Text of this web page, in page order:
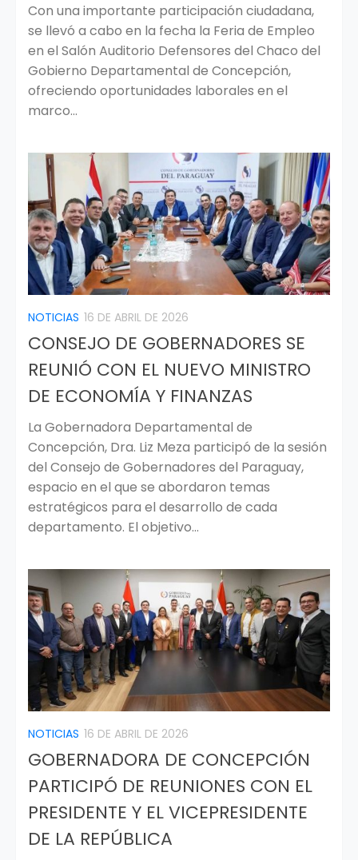
Con una importante participación ciudadana,
se llevó a cabo en la fecha la Feria de Empleo
en el Salón Auditorio Defensores del Chaco del
Gobierno Departamental de Concepción,
ofreciendo oportunidades laborales en el
marco...
NOTICIAS 16 DE ABRIL DE 2026
CONSEJO DE GOBERNADORES SE
REUNIÓ CON EL NUEVO MINISTRO
DE ECONOMÍA Y FINANZAS
La Gobernadora Departamental de
Concepción, Dra. Liz Meza participó de la sesión
del Consejo de Gobernadores del Paraguay,
espacio en el que se abordaron temas
estratégicos para el desarrollo de cada
departamento. El objetivo...
NOTICIAS 16 DE ABRIL DE 2026
GOBERNADORA DE CONCEPCIÓN
PARTICIPÓ DE REUNIONES CON EL
PRESIDENTE Y EL VICEPRESIDENTE
DE LA REPÚBLICA